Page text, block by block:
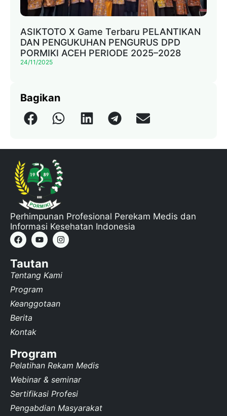
ASIKTOTO X Game Terbaru PELANTIKAN
DAN PENGUKUHAN PENGURUS DPD
PORMIKI ACEH PERIODE 2025–2028
24/11/2025
Bagikan
Perhimpunan Profesional Perekam Medis dan
Informasi Kesehatan Indonesia
Tautan
Tentang Kami
Program
Keanggotaan
Berita
Kontak
Program
Pelatihan Rekam Medis
Webinar & seminar
Sertifikasi Profesi
Pengabdian Masyarakat